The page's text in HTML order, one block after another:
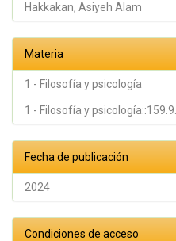
Hakkakan, Asiyeh Alam
Materia
1 - Filosofía y psicología
1 - Filosofía y psicología::159.9...
Fecha de publicación
2024
Condiciones de acceso